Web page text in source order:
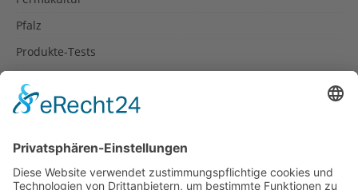
Pfalz
Produkte-Tests
Rezepte
Spanien
Südtirol